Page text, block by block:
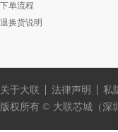
下单流程
退换货说明
关于大联 法律声明 私
版权所有 © 大联芯城（深